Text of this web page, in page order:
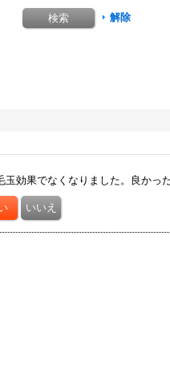
解除
効果でなくなりました。良かっ